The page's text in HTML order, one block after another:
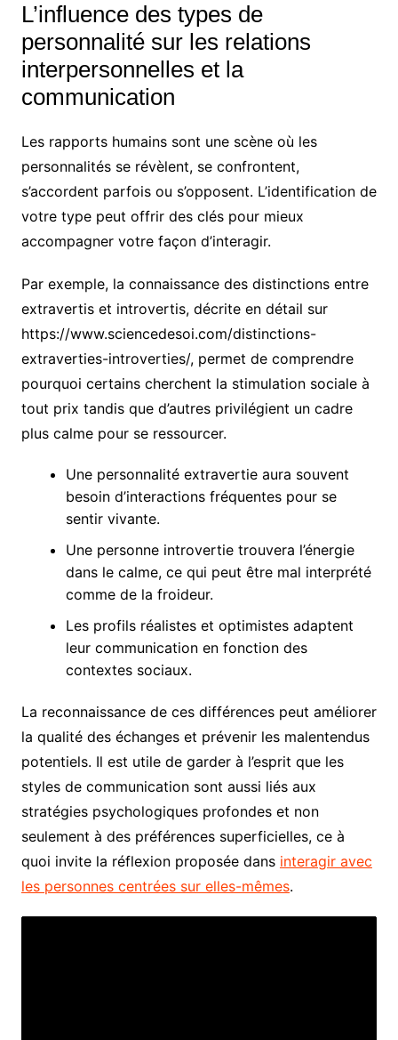
L’influence des types de
personnalité sur les relations
interpersonnelles et la
communication
Les rapports humains sont une scène où les
personnalités se révèlent, se confrontent,
s’accordent parfois ou s’opposent. L’identification de
votre type peut offrir des clés pour mieux
accompagner votre façon d’interagir.
Par exemple, la connaissance des distinctions entre
extravertis et introvertis, décrite en détail sur
https://www.sciencedesoi.com/distinctions-
extraverties-introverties/, permet de comprendre
pourquoi certains cherchent la stimulation sociale à
tout prix tandis que d’autres privilégient un cadre
plus calme pour se ressourcer.
Une personnalité extravertie aura souvent
besoin d’interactions fréquentes pour se
sentir vivante.
Une personne introvertie trouvera l’énergie
dans le calme, ce qui peut être mal interprété
comme de la froideur.
Les profils réalistes et optimistes adaptent
leur communication en fonction des
contextes sociaux.
La reconnaissance de ces différences peut améliorer
la qualité des échanges et prévenir les malentendus
potentiels. Il est utile de garder à l’esprit que les
styles de communication sont aussi liés aux
stratégies psychologiques profondes et non
seulement à des préférences superficielles, ce à
quoi invite la réflexion proposée dans interagir avec
les personnes centrées sur elles-mêmes.